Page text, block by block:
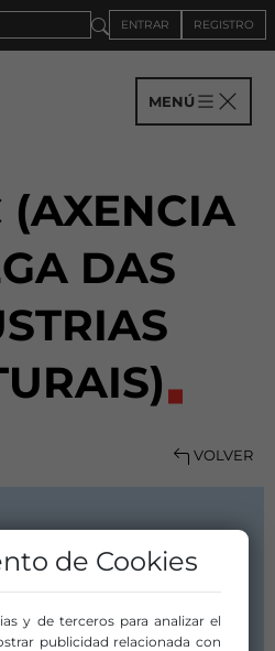
ENTRAR REGISTRO
MENÚ
(AXENCIA
DAS
VOLVER
GALEGA DAS
de Cookies
y de terceros para analizar el
publicidad relacionada con